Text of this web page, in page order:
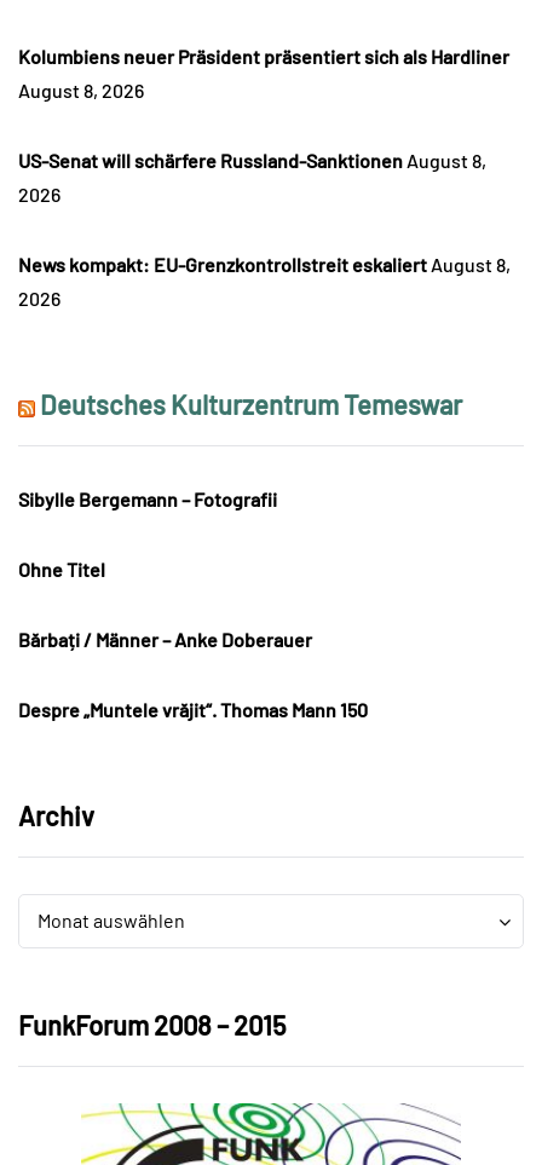
Kolumbiens neuer Präsident präsentiert sich als Hardliner
August 8, 2026
US-Senat will schärfere Russland-Sanktionen August 8,
2026
News kompakt: EU-Grenzkontrollstreit eskaliert August 8,
2026
Deutsches Kulturzentrum Temeswar
Sibylle Bergemann – Fotografii
Ohne Titel
Bărbați / Männer – Anke Doberauer
Despre „Muntele vrăjit“. Thomas Mann 150
Archiv
Archiv
Monat auswählen
Archiv
FunkForum 2008 – 2015